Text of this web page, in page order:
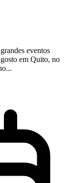
eventos
em Quito, no